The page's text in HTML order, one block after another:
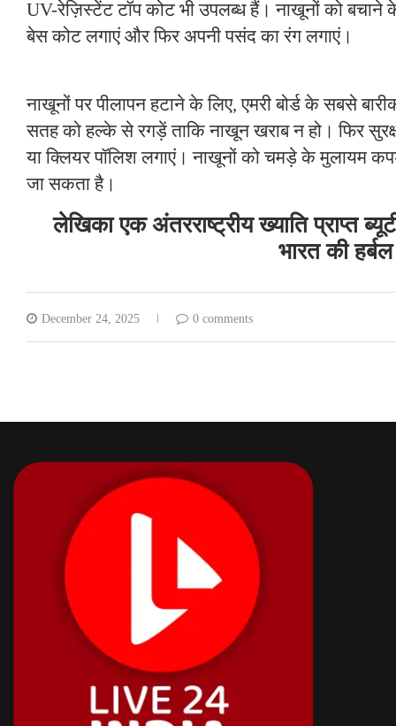
UV-रेज़िस्टेंट टॉप कोट भी उपलब्ध हैं। नाखूनों को बचाने
बेस कोट लगाएं और फिर अपनी पसंद का रंग लगाएं।
नाखूनों पर पीलापन हटाने के लिए, एमरी बोर्ड के सबसे
सतह को हल्के से रगड़ें ताकि नाखून खराब न हो। फिर
या क्लियर पॉलिश लगाएं। नाखूनों को चमड़े के मुलायम
जा सकता है।
लेखिका एक अंतरराष्ट्रीय ख्याति प्राप्त
भारत की
December 24, 2025 0 comments